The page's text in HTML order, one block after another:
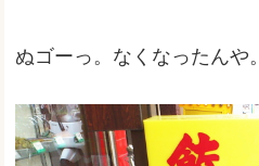
ぬゴーっ。なくなったんや。